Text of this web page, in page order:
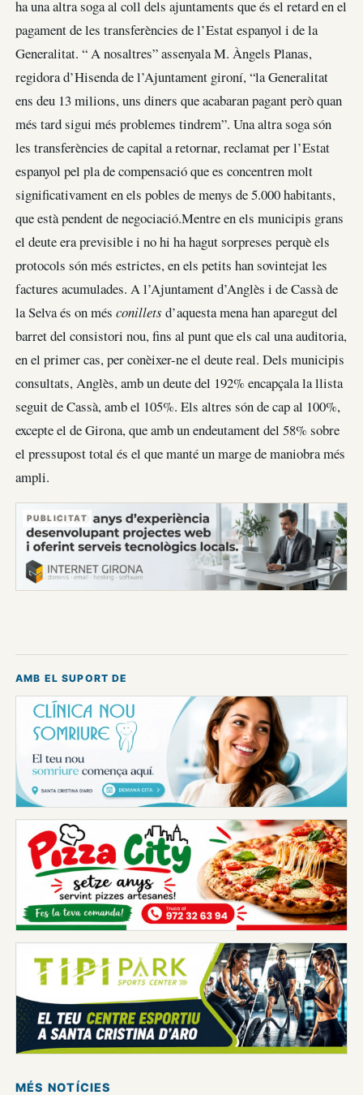
ha una altra soga al coll dels ajuntaments que és el retard en el
pagament de les transferències de l’Estat espanyol i de la
Generalitat. “ A nosaltres” assenyala M. Àngels Planas,
regidora d’Hisenda de l’Ajuntament gironí, “la Generalitat
ens deu 13 milions, uns diners que acabaran pagant però quan
més tard sigui més problemes tindrem”. Una altra soga són
les transferències de capital a retornar, reclamat per l’Estat
espanyol pel pla de compensació que es concentren molt
significativament en els pobles de menys de 5.000 habitants,
que està pendent de negociació.Mentre en els municipis grans
el deute era previsible i no hi ha hagut sorpreses perquè els
protocols són més estrictes, en els petits han sovintejat les
factures acumulades. A l’Ajuntament d’Anglès i de Cassà de
la Selva és on més conillets d’aquesta mena han aparegut del
barret del consistori nou, fins al punt que els cal una auditoria,
en el primer cas, per conèixer-ne el deute real. Dels municipis
consultats, Anglès, amb un deute del 192% encapçala la llista
seguit de Cassà, amb el 105%. Els altres són de cap al 100%,
excepte el de Girona, que amb un endeutament del 58% sobre
el pressupost total és el que manté un marge de maniobra més
ampli.
PUBLICITAT
AMB EL SUPORT DE
MÉS NOTÍCIES